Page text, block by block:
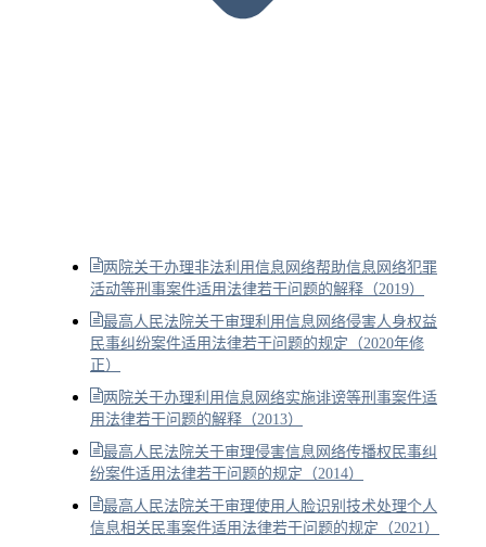
两院关于办理非法利用信息网络帮助信息网络犯罪
活动等刑事案件适用法律若干问题的解释（2019）
最高人民法院关于审理利用信息网络侵害人身权益
民事纠纷案件适用法律若干问题的规定（2020年修
正）
两院关于办理利用信息网络实施诽谤等刑事案件适
用法律若干问题的解释（2013）
最高人民法院关于审理侵害信息网络传播权民事纠
纷案件适用法律若干问题的规定（2014）
最高人民法院关于审理使用人脸识别技术处理个人
信息相关民事案件适用法律若干问题的规定（2021）